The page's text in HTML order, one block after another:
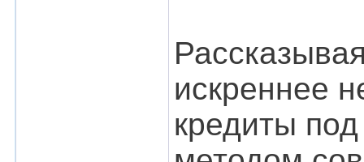
искреннее
кредиты